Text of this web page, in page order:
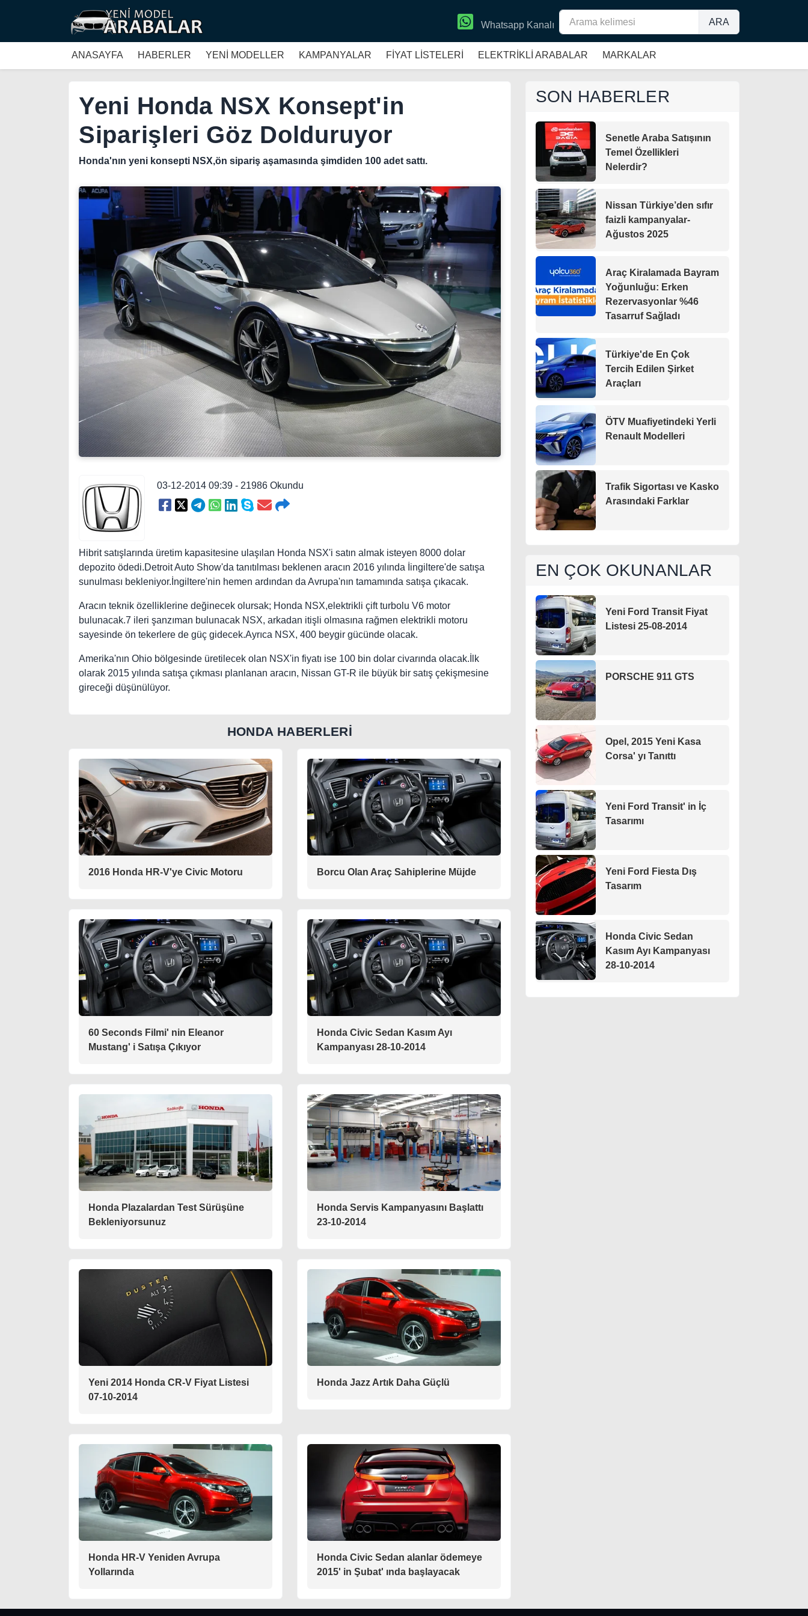
ARA
Whatsapp Kanalı
ANASAYFA HABERLER YENİ MODELLER KAMPANYALAR FİYAT LİSTELERİ ELEKTRİKLİ ARABALAR MARKALAR
Yeni Honda NSX Konsept'in
Siparişleri Göz Dolduruyor
Honda'nın yeni konsepti NSX,ön sipariş aşamasında şimdiden 100 adet sattı.
03-12-2014 09:39 - 21986 Okundu
Hibrit satışlarında üretim kapasitesine ulaşılan Honda NSX'i satın almak isteyen 8000 dolar
depozito ödedi.Detroit Auto Show'da tanıtılması beklenen aracın 2016 yılında İingiltere'de satışa
sunulması bekleniyor.İngiltere'nin hemen ardından da Avrupa'nın tamamında satışa çıkacak.
Aracın teknik özelliklerine değinecek olursak; Honda NSX,elektrikli çift turbolu V6 motor
bulunacak.7 ileri şanzıman bulunacak NSX, arkadan itişli olmasına rağmen elektrikli motoru
sayesinde ön tekerlere de güç gidecek.Ayrıca NSX, 400 beygir gücünde olacak.
Amerika'nın Ohio bölgesinde üretilecek olan NSX'in fiyatı ise 100 bin dolar civarında olacak.İlk
olarak 2015 yılında satışa çıkması planlanan aracın, Nissan GT-R ile büyük bir satış çekişmesine
gireceği düşünülüyor.
HONDA HABERLERİ
2016 Honda HR-V'ye Civic Motoru Borcu Olan Araç Sahiplerine Müjde
60 Seconds Filmi' nin Eleanor
Mustang' i Satışa Çıkıyor
Honda Civic Sedan Kasım Ayı
Kampanyası 28-10-2014
Honda Plazalardan Test Sürüşüne
Bekleniyorsunuz
Honda Servis Kampanyasını Başlattı
23-10-2014
Yeni 2014 Honda CR-V Fiyat Listesi
07-10-2014
Honda Jazz Artık Daha Güçlü
Honda HR-V Yeniden Avrupa
Yollarında
Honda Civic Sedan alanlar ödemeye
2015' in Şubat' ında başlayacak
SON HABERLER
Senetle Araba Satışının
Temel Özellikleri
Nelerdir?
Nissan Türkiye’den sıfır
faizli kampanyalar-
Ağustos 2025
Araç Kiralamada Bayram
Yoğunluğu: Erken
Rezervasyonlar %46
Tasarruf Sağladı
Türkiye'de En Çok
Tercih Edilen Şirket
Araçları
ÖTV Muafiyetindeki Yerli
Renault Modelleri
Trafik Sigortası ve Kasko
Arasındaki Farklar
EN ÇOK OKUNANLAR
Yeni Ford Transit Fiyat
Listesi 25-08-2014
PORSCHE 911 GTS
Opel, 2015 Yeni Kasa
Corsa' yı Tanıttı
Yeni Ford Transit' in İç
Tasarımı
Yeni Ford Fiesta Dış
Tasarım
Honda Civic Sedan
Kasım Ayı Kampanyası
28-10-2014